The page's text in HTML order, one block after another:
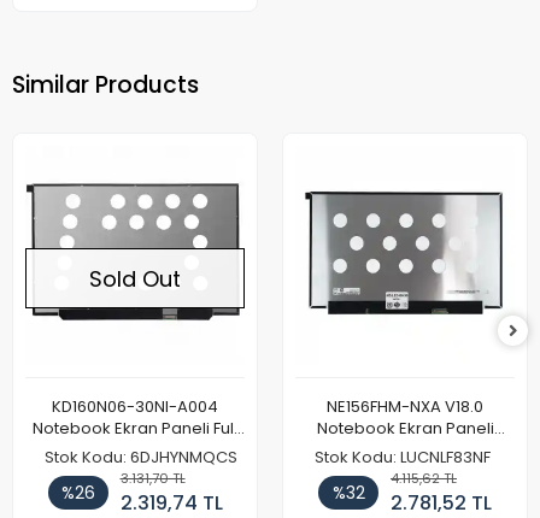
Similar Products
Sold Out
KD160N06-30NI-A004
Notebook Ekran Paneli Full
HD
Stok Kodu: 6DJHYNMQCS
%26
3.131,70 TL
2.319,74 TL
NE156FHM-NXA V18.0
Notebook Ekran Paneli
144Hz
Stok Kodu: LUCNLF83NF
%32
4.115,62 TL
2.781,52 TL